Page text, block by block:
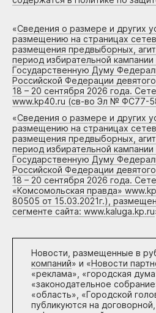
«Сведения о размере и других
размещению на страницах
размещения предвыборных,
период избирательной
Государственную Думу
Российской Федерации
18 – 20 сентября 2026 года.
www.kp40.ru (св-во Эл № ФС77-
«Сведения о размере и других
размещению на страницах
размещения предвыборных,
период избирательной
Государственную Думу
Российской Федерации
18 – 20 сентября 2026 года.
«Комсомольская правда»
80505 от 15.03.2021г.),
сегменте сайта: www.kaluga.kp.ru
Новости, размещенные в
компаний» и «Новости
«реклама», «городская
«законодательное
«область», «Городской
публикуются на